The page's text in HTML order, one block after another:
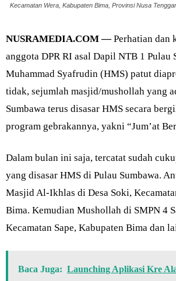
Kecamatan Wera, Kabupaten Bima, Provinsi Nusa
NUSRAMEDIA.COM —Perhatian dan
anggota DPR RI asal Dapil NTB 1 Pulau
Muhammad Syafrudin (HMS) patut
tidak, sejumlah masjid/mushollah yang
Sumbawa terus disasar HMS secara
program gebrakannya, yakni “Jum’at
Dalam bulan ini saja, tercatat sudah
yang disasar HMS di Pulau Sumbawa.
Masjid Al-Ikhlas di Desa Soki,
Bima. Kemudian Mushollah di SMPN 4
Kecamatan Sape, Kabupaten Bima dan
Baca Juga: Launching Aplikasi Kre